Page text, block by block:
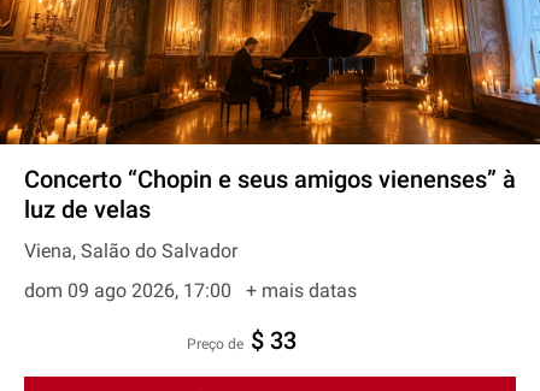
Concerto “Chopin e seus amigos vienenses” à
luz de velas
Viena, Salão do Salvador
dom 09 ago 2026, 17:00
+ mais datas
preço de $ 33